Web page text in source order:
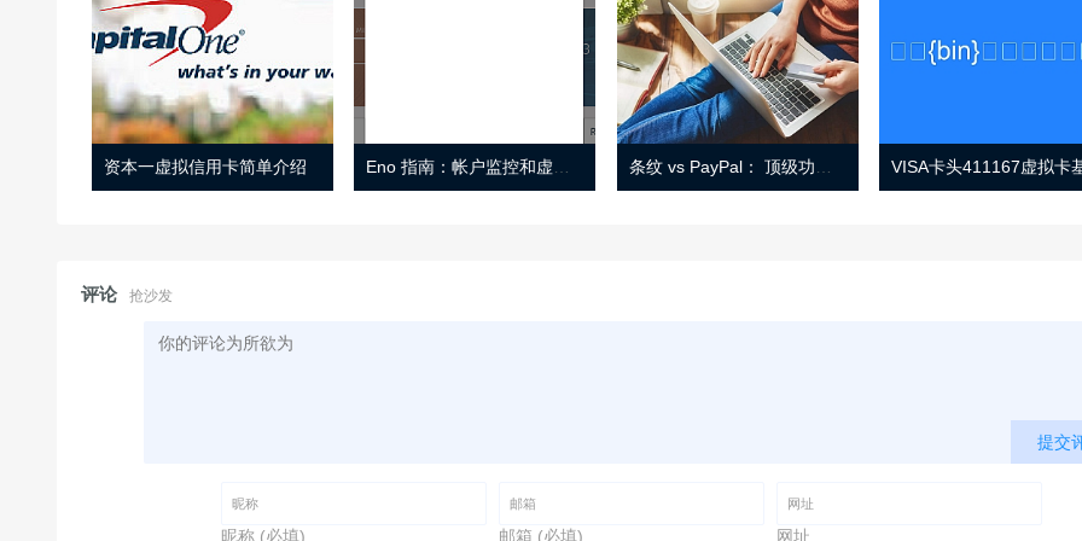
资本一虚拟信用卡简单介绍
评论 抢沙发
提交
昵称 (必填) 邮箱 (必填) 网址